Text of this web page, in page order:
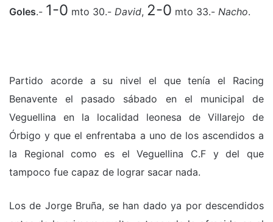
Goles.- 1-0 mto 30.- David, 2-0 mto 33.- Nacho.
Partido acorde a su nivel el que tenía el Racing
Benavente el pasado sábado en el municipal de
Veguellina en la localidad leonesa de Villarejo de
Órbigo y que el enfrentaba a uno de los ascendidos a
la Regional como es el Veguellina C.F y del que
tampoco fue capaz de lograr sacar nada.
Los de Jorge Bruña, se han dado ya por descendidos